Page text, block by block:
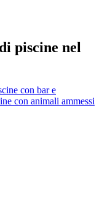
piscine nel
con bar e
con animali ammessi